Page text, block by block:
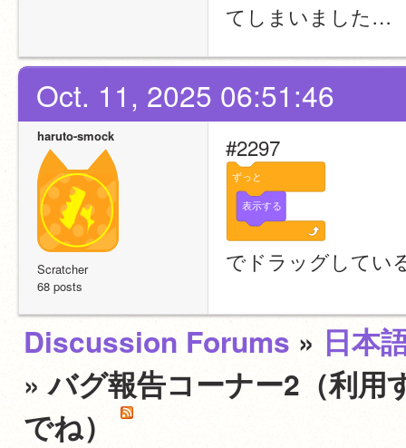
てしまいました…
Oct. 11, 2025 06:51:46
haruto-smock
Scratcher
68 posts
#2297
ずっと
表示する
でドラッグしてい
Discussion Forums » 日本
» バグ報告コーナー2（利用
でね）